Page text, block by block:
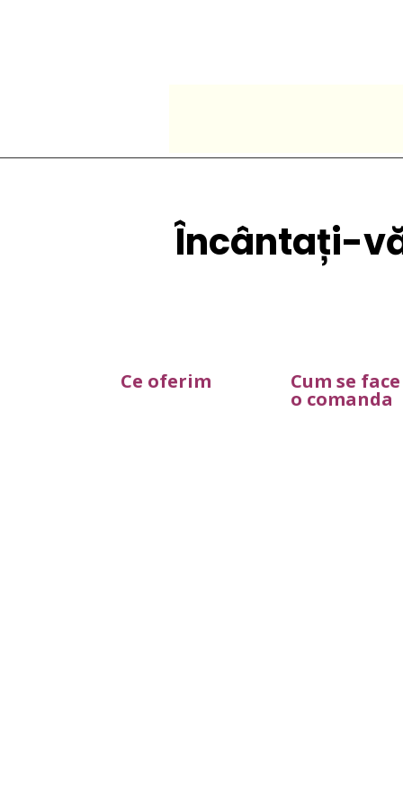
Încântați-
Ce oferim Cum se face
o comanda